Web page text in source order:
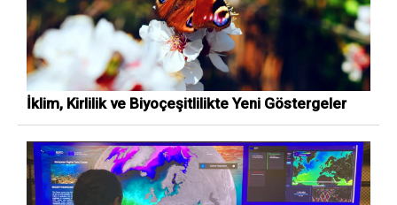
İklim, Kirlilik ve Biyoçeşitlilikte Yeni Göstergeler